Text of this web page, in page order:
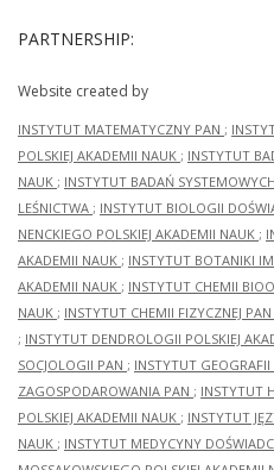
PARTNERSHIP:
Website created by
INSTYTUT MATEMATYCZNY PAN ;
POLSKIEJ AKADEMII NAUK ; INSTYTUT
NAUK ; INSTYTUT BADAŃ
LEŚNICTWA ; INSTYTUT BIOLOGII
NENCKIEGO POLSKIEJ AKADEMII NAUK ;
AKADEMII NAUK ; INSTYTUT BOTANIKI
AKADEMII NAUK ; INSTYTUT CHEMII
NAUK ; INSTYTUT CHEMII FIZYCZNEJ PAN
; INSTYTUT DENDROLOGII POLSKIEJ
SOCJOLOGII PAN ; INSTYTUT
ZAGOSPODAROWANIA PAN ; INSTYTUT
POLSKIEJ AKADEMII NAUK ; INSTYTUT
NAUK ; INSTYTUT MEDYCYNY